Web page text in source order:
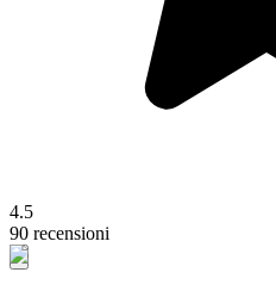
4.5
90 recensioni